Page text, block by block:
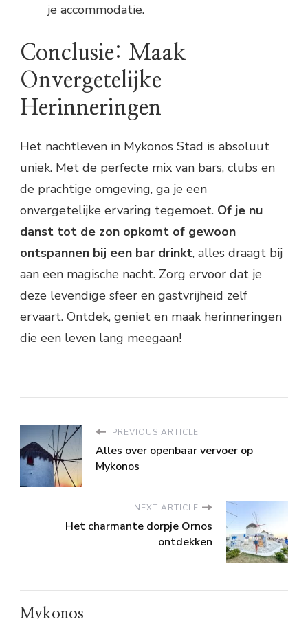
je accommodatie.
Conclusie: Maak
Onvergetelijke
Herinneringen
Het nachtleven in Mykonos Stad is absoluut
uniek. Met de perfecte mix van bars, clubs en
de prachtige omgeving, ga je een
onvergetelijke ervaring tegemoet. Of je nu
danst tot de zon opkomt of gewoon
ontspannen bij een bar drinkt, alles draagt bij
aan een magische nacht. Zorg ervoor dat je
deze levendige sfeer en gastvrijheid zelf
ervaart. Ontdek, geniet en maak herinneringen
die een leven lang meegaan!
PREVIOUS ARTICLE
Alles over openbaar vervoer op
Mykonos
NEXT ARTICLE
Het charmante dorpje Ornos
ontdekken
Mykonos